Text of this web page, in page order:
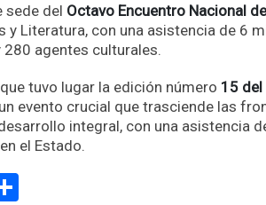
sede del Octavo Encuentro Nacional
y Literatura, con una asistencia de 6
agentes culturales.
tuvo lugar la edición número 15 del
evento crucial que trasciende las
integral, con una asistencia
el Estado.